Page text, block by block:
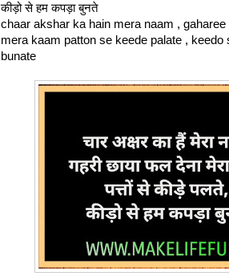
कीड़ो से हम कपड़ा बुनते
chaar akshar ka hain mera naam ,
mera kaam patton se keede palate , keedo
bunate